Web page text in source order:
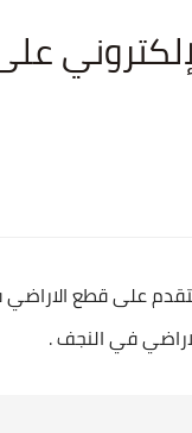
على قطع
في النجف .